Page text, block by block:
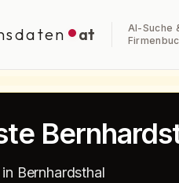
at
AI-Suche
Bernhardsthal